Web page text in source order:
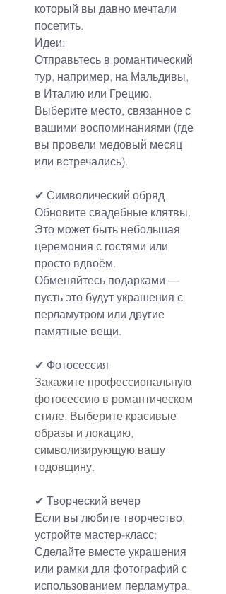
который вы давно мечтали
посетить.
Идеи:
Отправьтесь в романтический
тур, например, на Мальдивы,
в Италию или Грецию.
Выберите место, связанное с
вашими воспоминаниями (где
вы провели медовый месяц
или встречались).
✔ Символический обряд
Обновите свадебные клятвы.
Это может быть небольшая
церемония с гостями или
просто вдвоём.
Обменяйтесь подарками —
пусть это будут украшения с
перламутром или другие
памятные вещи.
✔ Фотосессия
Закажите профессиональную
фотосессию в романтическом
стиле. Выберите красивые
образы и локацию,
символизирующую вашу
годовщину.
✔ Творческий вечер
Если вы любите творчество,
устройте мастер-класс:
Сделайте вместе украшения
или рамки для фотографий с
использованием перламутра.